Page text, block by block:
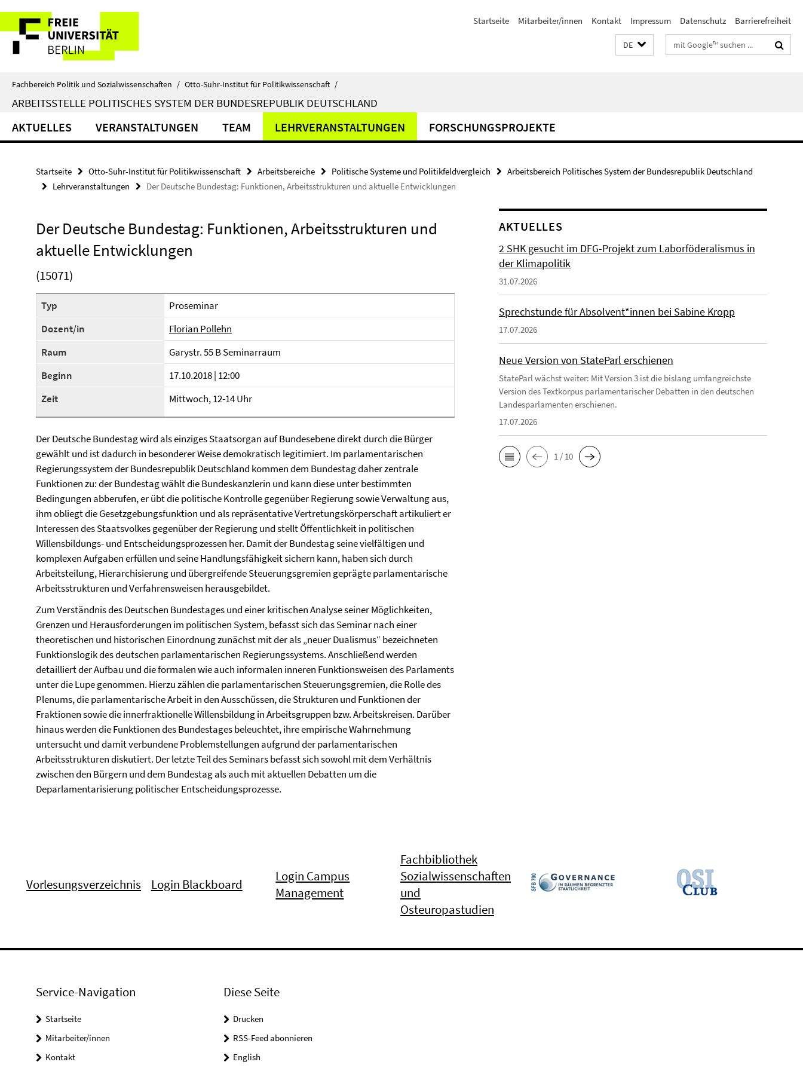
direkt
Inhalt
Service-
Navigation
Startseite Mitarbeiter/innen Kontakt Impressum Datenschutz Barrierefreiheit
DE Suchbegriffe
Fachbereich Politik und Sozialwissenschaften / Otto-Suhr-Institut für Politikwissenschaft /
ARBEITSSTELLE POLITISCHES SYSTEM DER BUNDESREPUBLIK DEUTSCHLAND
AKTUELLES VERANSTALTUNGEN TEAM LEHRVERANSTALTUNGEN FORSCHUNGSPROJEKTE
Startseite Otto-Suhr-Institut für Politikwissenschaft Arbeitsbereiche Politische Systeme und Politikfeldvergleich
Arbeitsbereich Politisches System der Bundesrepublik Deutschland
Lehrveranstaltungen
Der Deutsche Bundestag: Funktionen, Arbeitsstrukturen und aktuelle Entwicklungen
Der Deutsche Bundestag: Funktionen, Arbeitsstrukturen und
aktuelle Entwicklungen
(15071)
Typ
Proseminar
Dozent/in
Florian Pollehn
Raum
Garystr. 55 B Seminarraum
Beginn
17.10.2018 | 12:00
Zeit
Mittwoch, 12-14 Uhr
Der Deutsche Bundestag wird als einziges Staatsorgan auf Bundesebene direkt durch die Bürger
gewählt und ist dadurch in besonderer Weise demokratisch legitimiert. Im parlamentarischen
Regierungssystem der Bundesrepublik Deutschland kommen dem Bundestag daher zentrale
Funktionen zu: der Bundestag wählt die Bundeskanzlerin und kann diese unter bestimmten
Bedingungen abberufen, er übt die politische Kontrolle gegenüber Regierung sowie Verwaltung aus,
ihm obliegt die Gesetzgebungsfunktion und als repräsentative Vertretungskörperschaft artikuliert er
Interessen des Staatsvolkes gegenüber der Regierung und stellt Öffentlichkeit in politischen
Willensbildungs- und Entscheidungsprozessen her. Damit der Bundestag seine vielfältigen und
komplexen Aufgaben erfüllen und seine Handlungsfähigkeit sichern kann, haben sich durch
Arbeitsteilung, Hierarchisierung und übergreifende Steuerungsgremien geprägte parlamentarische
Arbeitsstrukturen und Verfahrensweisen herausgebildet.
Zum Verständnis des Deutschen Bundestages und einer kritischen Analyse seiner Möglichkeiten,
Grenzen und Herausforderungen im politischen System, befasst sich das Seminar nach einer
theoretischen und historischen Einordnung zunächst mit der als „neuer Dualismus“ bezeichneten
Funktionslogik des deutschen parlamentarischen Regierungssystems. Anschließend werden
detailliert der Aufbau und die formalen wie auch informalen inneren Funktionsweisen des Parlaments
unter die Lupe genommen. Hierzu zählen die parlamentarischen Steuerungsgremien, die Rolle des
Plenums, die parlamentarische Arbeit in den Ausschüssen, die Strukturen und Funktionen der
Fraktionen sowie die innerfraktionelle Willensbildung in Arbeitsgruppen bzw. Arbeitskreisen. Darüber
hinaus werden die Funktionen des Bundestages beleuchtet, ihre empirische Wahrnehmung
untersucht und damit verbundene Problemstellungen aufgrund der parlamentarischen
Arbeitsstrukturen diskutiert. Der letzte Teil des Seminars befasst sich sowohl mit dem Verhältnis
zwischen den Bürgern und dem Bundestag als auch mit aktuellen Debatten um die
Deparlamentarisierung politischer Entscheidungsprozesse.
AKTUELLES
2 SHK gesucht im DFG-Projekt zum Laborföderalismus in
der Klimapolitik
31.07.2026
Sprechstunde für Absolvent*innen bei Sabine Kropp
17.07.2026
Neue Version von StateParl erschienen
StateParl wächst weiter: Mit Version 3 ist die bislang umfangreichste
Version des Textkorpus parlamentarischer Debatten in den deutschen
Landesparlamenten erschienen.
17.07.2026
1 / 10
Vorlesungsverzeichnis Login Blackboard
Login Campus
Management
Fachbibliothek
Sozialwissenschaften
und
Osteuropastudien
Service-Navigation
Startseite
Mitarbeiter/innen
Kontakt
Diese Seite
Drucken
RSS-Feed abonnieren
English